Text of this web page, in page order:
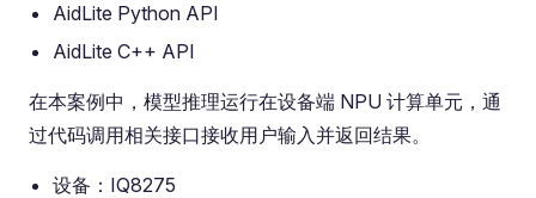
AidLite Python API
AidLite C++ API
在本案例中，模型推理运行在设备端 NPU 计算单元，通
过代码调用相关接口接收用户输入并返回结果。
设备：IQ8275